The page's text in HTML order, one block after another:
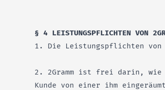
§ 4 LEISTUNGSPFLICHTEN VON
1. Die Leistungspflichten von
2. 2Gramm ist frei darin, wie
Kunde von einer ihm